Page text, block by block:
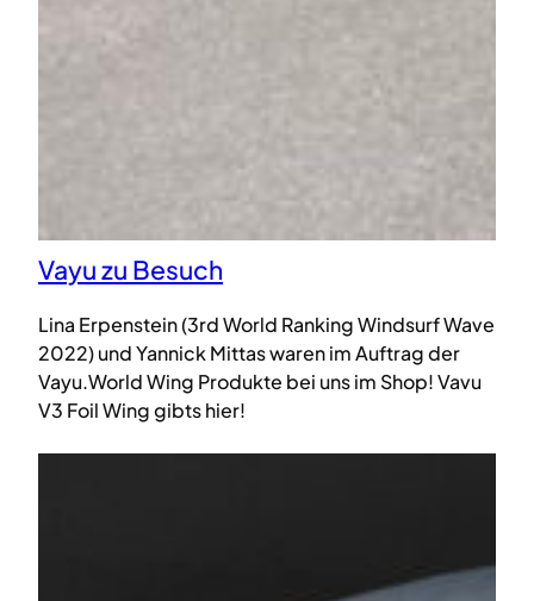
Vayu zu Besuch
Lina Erpenstein (3rd World Ranking Windsurf Wave
2022) und Yannick Mittas waren im Auftrag der
Vayu.World Wing Produkte bei uns im Shop! Vavu
V3 Foil Wing gibts hier!